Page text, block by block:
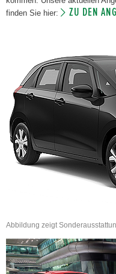
finden Sie hier:
ZU DEN
Abbildung zeigt